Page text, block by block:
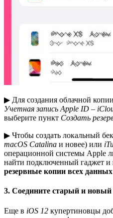
▶ Для создания облачной
Учетная запись Apple ID –
выберите пункт Создать
▶ Чтобы создать локальный
macOS Catalina и новее) или
операционной системы Apple
найти подключенный гаджет и
резервные копии всех
3. Соедините старый и
Еще в iOS 12 купертиновцы